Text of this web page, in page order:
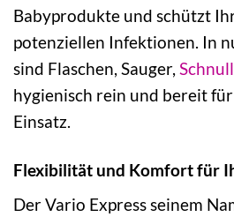
Babyprodukte und schützt
potenziellen Infektionen. In
sind Flaschen, Sauger,
hygienisch rein und bereit
Einsatz.
Flexibilität und Komfort für
Der Vario Express seinem